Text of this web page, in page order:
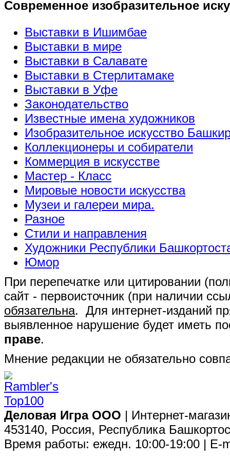
Современное изобразительное
Выставки в Ишимбае
Выставки в мире
Выставки в Салавате
Выставки в Стерлитамаке
Выставки в Уфе
Законодательство
Известные имена художников
Изобразительное искусство
Коллекционеры и собиратели
Коммерция в искусстве
Мастер - Класс
Мировые новости искусства
Музеи и галереи мира.
Разное
Стили и направления
Художники Республики
Юмор
При перепечатке или цитировании
сайт - первоисточник (при наличии
обязательна. Для интернет-изданий
выявленное нарушение будет иметь
праве.
Мнение редакции не обязательно
Деловая Игра ООО | Интернет-
453140, Россия, Республика
Время работы: ежедн. 10:00-19:00 | E-